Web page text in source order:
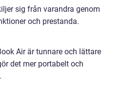
sig från varandra genom
och prestanda.
Air är tunnare och lättare
det mer portabelt och